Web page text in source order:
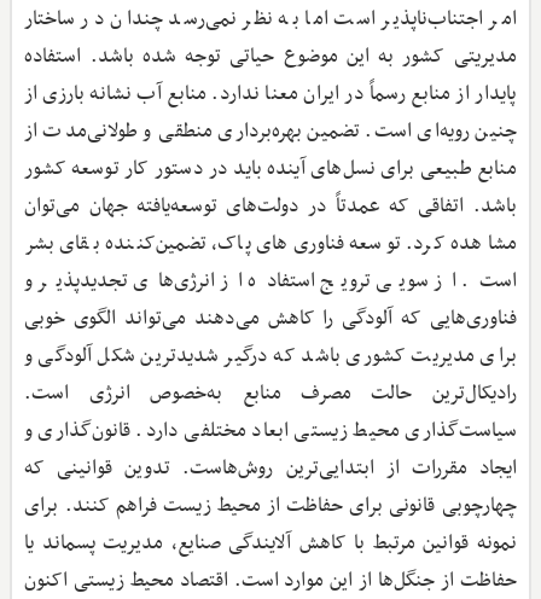
امر اجتناب‌ناپذیر است اما به نظر نمی‌رسد چندان در ساختار
مدیریتی کشور به این موضوع حیاتی توجه شده باشد. استفاده
پایدار از منابع رسماً در ایران معنا ندارد. منابع آب نشانه بارزی از
چنین رویه‌ای است. تضمین بهره‌برداری منطقی و طولانی‌مدت از
منابع طبیعی برای نسل‌های آینده باید در دستور کار توسعه کشور
باشد. اتفاقی که عمدتاً در دولت‌های توسعه‌یافته جهان می‌توان
مشاهده کرد. توسعه فناوری‌های پاک، تضمین‌کننده بقای بشر
است. از سویی ترویج استفاده از انرژی‌های تجدیدپذیر و
فناوری‌هایی که آلودگی را کاهش می‌دهند می‌تواند الگوی خوبی
برای مدیریت کشوری باشد که درگیر شدیدترین شکل آلودگی و
رادیکال‌ترین حالت مصرف منابع به‌خصوص انرژی است.
سیاست‌گذاری محیط ‌زیستی ابعاد مختلفی دارد. قانون‌گذاری و
ایجاد مقررات از ابتدایی‌ترین روش‌هاست. تدوین قوانینی که
چهارچوبی قانونی برای حفاظت از محیط ‌زیست فراهم کنند. برای
نمونه قوانین مرتبط با کاهش آلایندگی صنایع، مدیریت پسماند یا
حفاظت از جنگل‌ها از این موارد است. اقتصاد محیط ‌زیستی اکنون